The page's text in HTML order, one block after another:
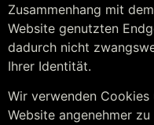
Zusammenhang mit
Website genutzten
dadurch nicht
Ihrer Identität.
Wir verwenden Cookies
Website angenehmer